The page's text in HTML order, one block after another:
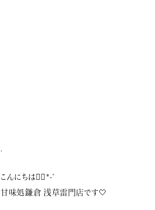
こんにちは♡⃛*‧˚
甘味処鎌倉 浅草雷門店です🤍